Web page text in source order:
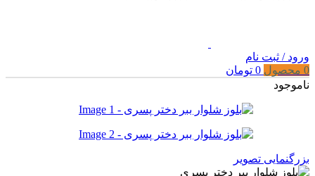
ورود / ثبت نام
0 محصول 0 تومان
ناموجود
بزرگنمایی تصویر